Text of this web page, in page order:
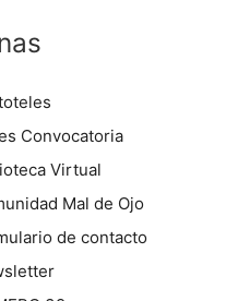
Convocatoria
Virtual
Mal de Ojo
de contacto